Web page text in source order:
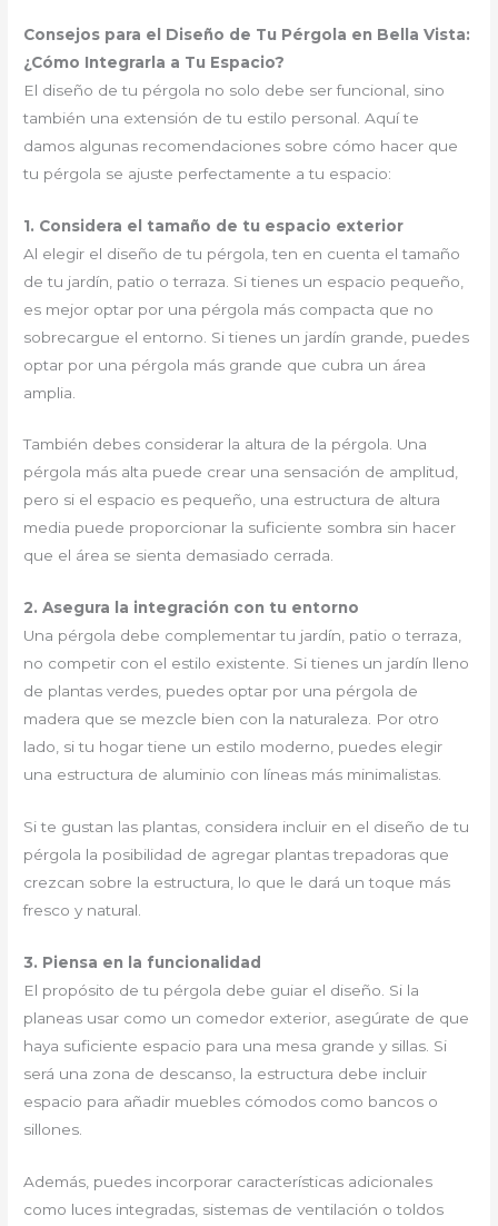
Consejos para el Diseño de Tu Pérgola en Bella Vista:
¿Cómo Integrarla a Tu Espacio?
El diseño de tu pérgola no solo debe ser funcional, sino
también una extensión de tu estilo personal. Aquí te
damos algunas recomendaciones sobre cómo hacer que
tu pérgola se ajuste perfectamente a tu espacio:
1. Considera el tamaño de tu espacio exterior
Al elegir el diseño de tu pérgola, ten en cuenta el tamaño
de tu jardín, patio o terraza. Si tienes un espacio pequeño,
es mejor optar por una pérgola más compacta que no
sobrecargue el entorno. Si tienes un jardín grande, puedes
optar por una pérgola más grande que cubra un área
amplia.
También debes considerar la altura de la pérgola. Una
pérgola más alta puede crear una sensación de amplitud,
pero si el espacio es pequeño, una estructura de altura
media puede proporcionar la suficiente sombra sin hacer
que el área se sienta demasiado cerrada.
2. Asegura la integración con tu entorno
Una pérgola debe complementar tu jardín, patio o terraza,
no competir con el estilo existente. Si tienes un jardín lleno
de plantas verdes, puedes optar por una pérgola de
madera que se mezcle bien con la naturaleza. Por otro
lado, si tu hogar tiene un estilo moderno, puedes elegir
una estructura de aluminio con líneas más minimalistas.
Si te gustan las plantas, considera incluir en el diseño de tu
pérgola la posibilidad de agregar plantas trepadoras que
crezcan sobre la estructura, lo que le dará un toque más
fresco y natural.
3. Piensa en la funcionalidad
El propósito de tu pérgola debe guiar el diseño. Si la
planeas usar como un comedor exterior, asegúrate de que
haya suficiente espacio para una mesa grande y sillas. Si
será una zona de descanso, la estructura debe incluir
espacio para añadir muebles cómodos como bancos o
sillones.
Además, puedes incorporar características adicionales
como luces integradas, sistemas de ventilación o toldos